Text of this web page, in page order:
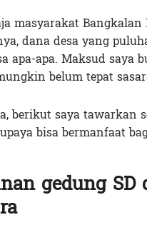
masyarakat
dana desa yang
apa-apa. Maksud saya
belum tepat
berikut saya tawarkan
bisa bermanfaat
gedung